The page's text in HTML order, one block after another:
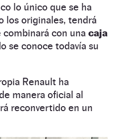
lo único que se ha
los originales, tendrá
combinará con una caja
se conoce todavía su
Renault ha
manera oficial al
reconvertido en un